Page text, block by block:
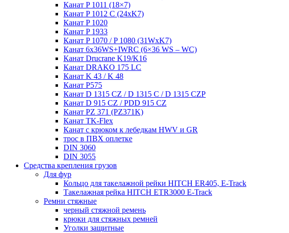
Канат P 1011 (18×7)
Канат P 1012 C (24xK7)
Канат P 1020
Канат P 1933
Канат P 1070 / P 1080 (31WxK7)
Канат 6x36WS+IWRC (6×36 WS – WC)
Канат Drucrane K19/K16
Канат DRAKO 175 LC
Канат K 43 / K 48
Канат P575
Канат D 1315 CZ / D 1315 C / D 1315 CZP
Канат D 915 CZ / PDD 915 CZ
Канат PZ 371 (PZ371K)
Канат TK-Flex
Канат с крюком к лебедкам HWV и GR
трос в ПВХ оплетке
DIN 3060
DIN 3055
Средства крепления грузов
Для фур
Кольцо для такелажной рейки HITCH ER405, E-Track
Такелажная рейка HITCH ETR3000 E-Track
Ремни стяжные
черный стяжной ремень
крюки для стяжных ремней
Уголки защитные